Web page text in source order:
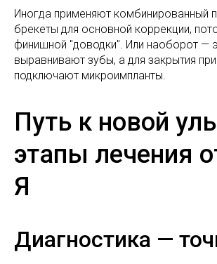
Иногда применяют комбинированный
брекеты для основной коррекции,
финишной "доводки". Или наоборот —
выравнивают зубы, а для закрытия
подключают микроимпланты.
Путь к новой
этапы лечения
Я
Диагностика —